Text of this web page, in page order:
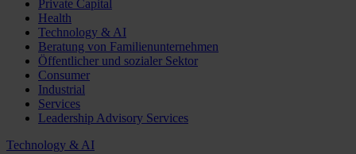
Private Capital
Health
Technology & AI
Beratung von Familienunternehmen
Öffentlicher und sozialer Sektor
Consumer
Industrial
Services
Leadership Advisory Services
Technology & AI